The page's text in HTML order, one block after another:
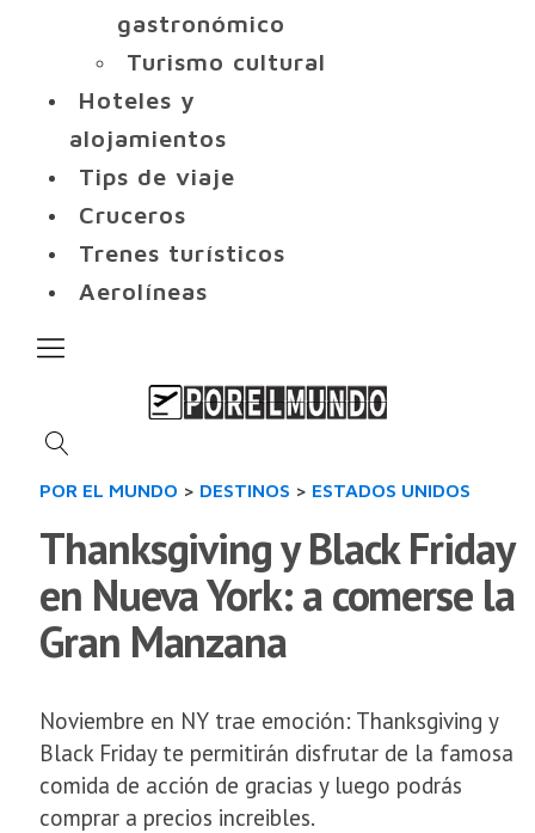
gastronómico
Turismo cultural
Hoteles y
alojamientos
Tips de viaje
Cruceros
Trenes turísticos
Aerolíneas
POR EL MUNDO > DESTINOS > ESTADOS UNIDOS
Thanksgiving y Black Friday
en Nueva York: a comerse la
Gran Manzana
Noviembre en NY trae emoción: Thanksgiving y
Black Friday te permitirán disfrutar de la famosa
comida de acción de gracias y luego podrás
comprar a precios increibles.